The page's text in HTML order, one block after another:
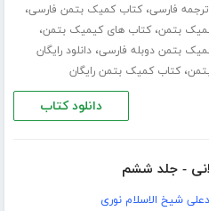
فارسی،کتاب کمیک بتمن فارسی،
بتمن،کتاب های کیمیک بتمن،
بتمن دوبله فارسی،دانلود رایگان
،کتاب کمیک بتمن رایگان
دانلود کتاب
- جلد ششم
شیخ الاسلام نوری